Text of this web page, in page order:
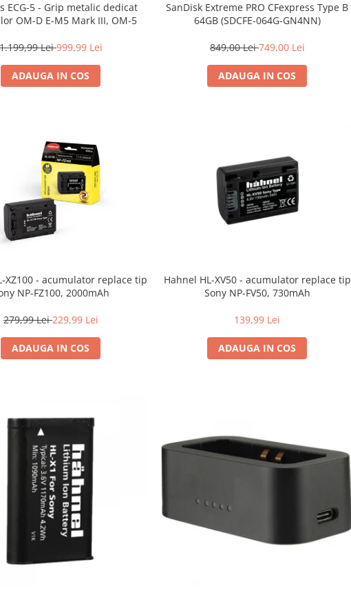
ECG-5 - Grip metalic dedicat
OM-D E-M5 Mark III, OM-5
1.199,99 Lei999,99 Lei
ADAUGA IN COS
SanDisk Extreme PRO CFexpress Type B
64GB (SDCFE-064G-GN4NN)
849,00 Lei749,00 Lei
ADAUGA IN COS
XZ100 - acumulator replace tip
NP-FZ100, 2000mAh
279,99 Lei229,99 Lei
ADAUGA IN COS
Hahnel HL-XV50 - acumulator replace tip
Sony NP-FV50, 730mAh
139,99 Lei
ADAUGA IN COS